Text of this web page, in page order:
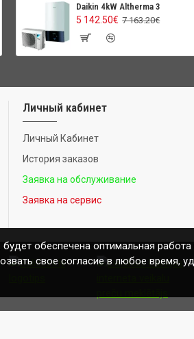
Daikin 4kW Altherma 3
5 142.50€ 7 163.20€
Личный кабинет
Личный Кабинет
История заказов
Заявка на обслуживание
Заявка на сервис
обеспечена оптимальная
свое согласие в любое время,